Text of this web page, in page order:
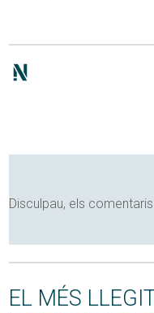
Disculpau, els
EL MÉS